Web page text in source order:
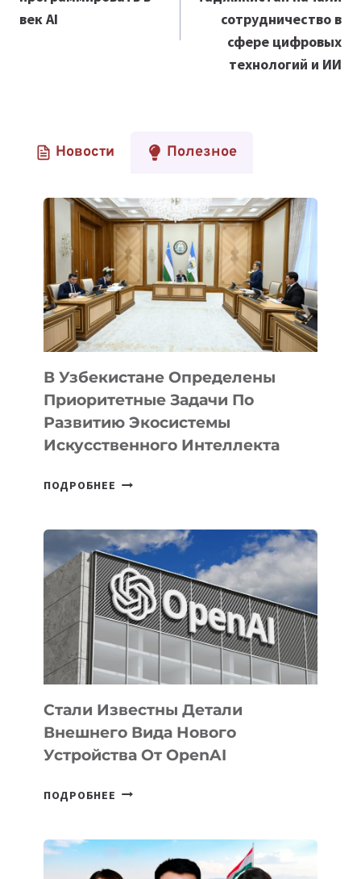
записям
век AI
сотрудничество в
сфере цифровых
технологий и ИИ
Новости Полезное
В Узбекистане Определены
Приоритетные Задачи По
Развитию Экосистемы
Искусственного Интеллекта
ПОДРОБНЕЕ
ПРИОРИТЕТНЫЕ
ЗАДАЧИ
ПО
РАЗВИТИЮ
ЭКОСИСТЕМЫ
ИСКУССТВЕННОГО
ИНТЕЛЛЕКТА
Стали Известны Детали
Внешнего Вида Нового
Устройства От OpenAI
ПОДРОБНЕЕ СТАЛИ
ВНЕШНЕГО
ВИДА